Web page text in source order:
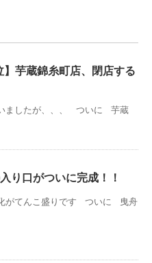
】芋蔵錦糸町店、閉店する
ましたが、、、 ついに 芋蔵
り口がついに完成！！
がてんこ盛りです ついに 曳舟